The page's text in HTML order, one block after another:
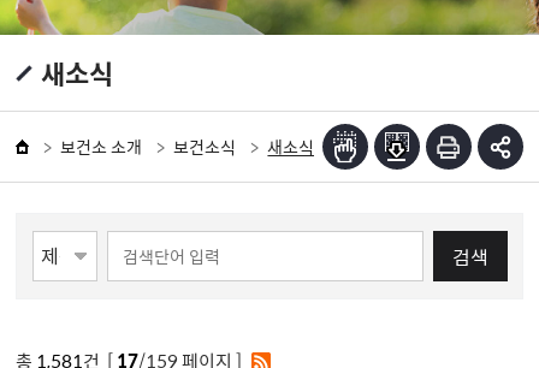
새소식
보건소 소개 보건소식 새소식
검색
총 1,581건 [17/159 페이지 ]